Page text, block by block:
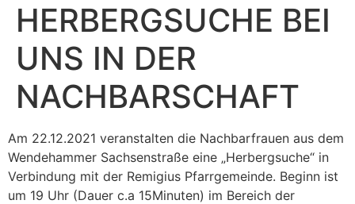
HERBERGSUCHE BEI
UNS IN DER
NACHBARSCHAFT
Am 22.12.2021 veranstalten die Nachbarfrauen aus dem
Wendehammer Sachsenstraße eine „Herbergsuche“ in
Verbindung mit der Remigius Pfarrgemeinde. Beginn ist
um 19 Uhr (Dauer c.a 15Minuten) im Bereich der